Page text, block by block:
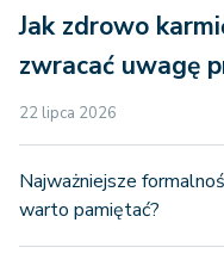
Jak zdrowo
zwracać uwagę
22 lipca 2026
Najważniejsze
warto pamiętać?